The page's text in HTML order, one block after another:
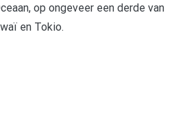
op ongeveer een derde van
en Tokio.